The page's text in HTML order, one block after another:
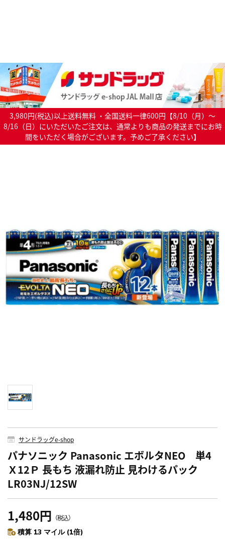
3,980円(税込)以上送料無料 ・全国送料一律600円【8/10（月）～
8/16（日）にいただいたご注文は、通常よりも商品の発送までにお時
間をいただく場合がございます。予めご了承ください】
サンドラッグe-shop
パナソニック Panasonic エボルタNEO 単4
Ｘ12Ｐ 長もち 液漏れ防止 見わけるパック
LR03NJ/12SW
1,480円 （税込）
積算 13 マイル (1倍)